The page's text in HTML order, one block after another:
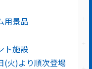
景品
ト施設
火)より順次登場